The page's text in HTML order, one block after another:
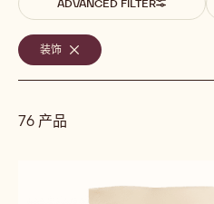
ADVANCED FILTER
选
定
筛
装饰
REMOVE
FILTER
76 产品